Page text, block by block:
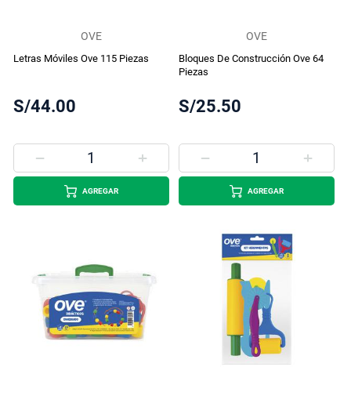
OVE
Letras Móviles Ove 115 Piezas
S/44.00
AGREGAR
OVE
Bloques De Construcción Ove 64
Piezas
S/25.50
AGREGAR